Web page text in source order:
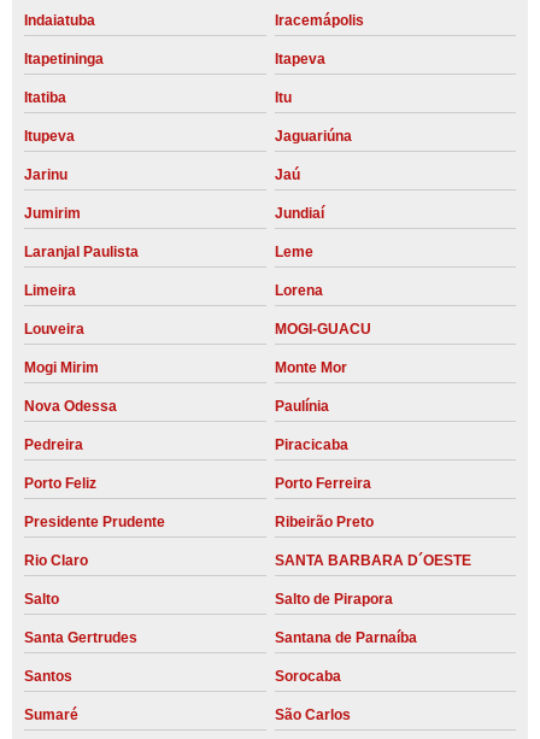
Indaiatuba Iracemápolis
Itapetininga Itapeva
Itatiba Itu
Itupeva Jaguariúna
Jarinu Jaú
Jumirim Jundiaí
Laranjal Paulista Leme
Limeira Lorena
Louveira MOGI-GUACU
Mogi Mirim Monte Mor
Nova Odessa Paulínia
Pedreira Piracicaba
Porto Feliz Porto Ferreira
Presidente Prudente Ribeirão Preto
Rio Claro SANTA BARBARA D´OESTE
Salto Salto de Pirapora
Santa Gertrudes Santana de Parnaíba
Santos Sorocaba
Sumaré São Carlos